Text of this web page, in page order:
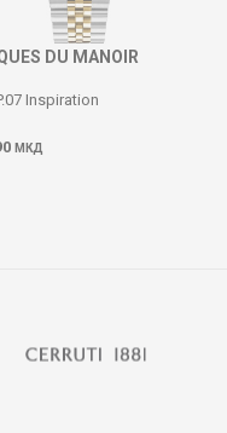
DU MANOIR
Inspiration
МКД